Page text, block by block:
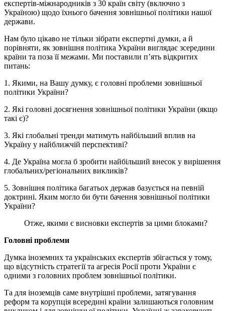
експертів-міжнародників з 30 країн світу (включно з
Україною) щодо їхнього бачення зовнішньої політики нашої
держави.
Нам було цікаво не тільки зібрати експертні думки, а й
порівняти, як зовнішня політика України виглядає зсередини
країни та поза її межами. Ми поставили п’ять відкритих
питань:
1. Якими, на Вашу думку, є головні проблеми зовнішньої
політики України?
2. Які головні досягнення зовнішньої політики України (якщо
такі є)?
3. Які глобальні тренди матимуть найбільший вплив на
Україну у найближчій перспективі?
4. Де Україна могла б зробити найбільший внесок у вирішення
глобальних/регіональних викликів?
5. Зовнішня політика багатьох держав базується на певній
доктрині. Яким могло би бути бачення зовнішньої політики
України?
Отже, якими є висновки експертів за цими блоками?
Головні проблеми
Думка іноземних та українських експертів збігається у тому,
що відсутність стратегії та агресія Росії проти України є
одними з головних проблем зовнішньої політики.
Та для іноземців саме внутрішні проблеми, затягування
реформ та корупція всередині країни залишаються головним